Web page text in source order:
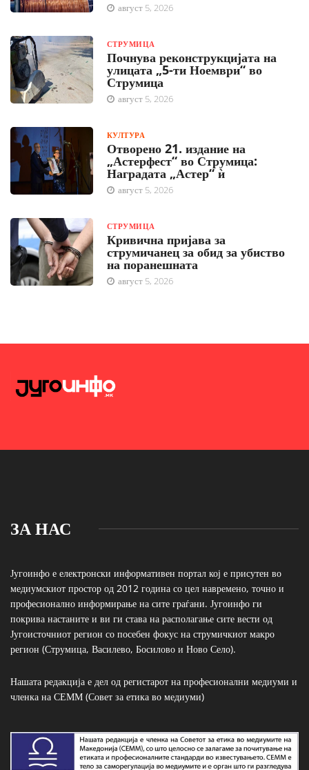
август 5, 2026
СТРУМИЦА
Почнува реконструкцијата на
улицата „5-ти Ноември“ во
Струмица
август 5, 2026
КУЛТУРА
Отворено 21. издание на
„Астерфест“ во Струмица:
Наградата „Астер“ ѝ
август 5, 2026
СТРУМИЦА
Кривична пријава за
струмичанец за обид за убиство
на поранешната
август 5, 2026
ЗА НАС
Југоинфо е електронски информативен портал кој е присутен во
медиумскиот простор од 2012 година со цел навремено, точно и
професионално информирање на сите граѓани. Југоинфо ги
покрива настаните и ви ги става на располагање сите вести од
Југоисточниот регион со посебен фокус на струмичкиот макро
регион (Струмица, Василево, Босилово и Ново Село).
Нашата редакција е дел од регистарот на професионални медиуми и
членка на СЕММ (Совет за етика во медиуми)